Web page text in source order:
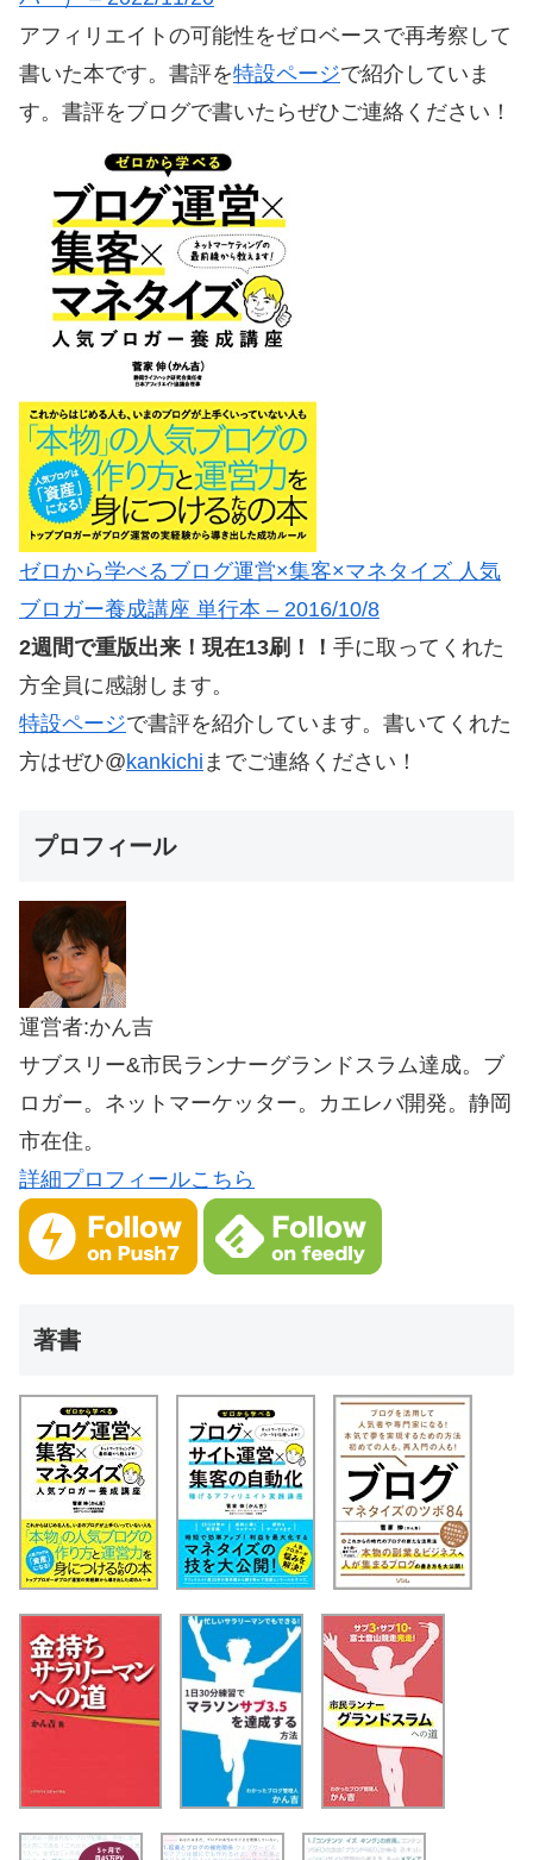
アフィリエイトの可能性をゼロベースで再考察して
書いた本です。書評を特設ページで紹介していま
す。書評をブログで書いたらぜひご連絡ください！
ゼロから学べるブログ運営×集客×マネタイズ 人気
ブロガー養成講座 単行本 – 2016/10/8
2週間で重版出来！現在13刷！！ 手に取ってくれた
方全員に感謝します。
特設ページで書評を紹介しています。書いてくれた
方はぜひ@kankichi までご連絡ください！
プロフィール
運営者:かん吉
サブスリー&市民ランナーグランドスラム達成。ブ
ロガー。ネットマーケッター。カエレバ開発。静岡
市在住。
詳細プロフィールこちら
著書